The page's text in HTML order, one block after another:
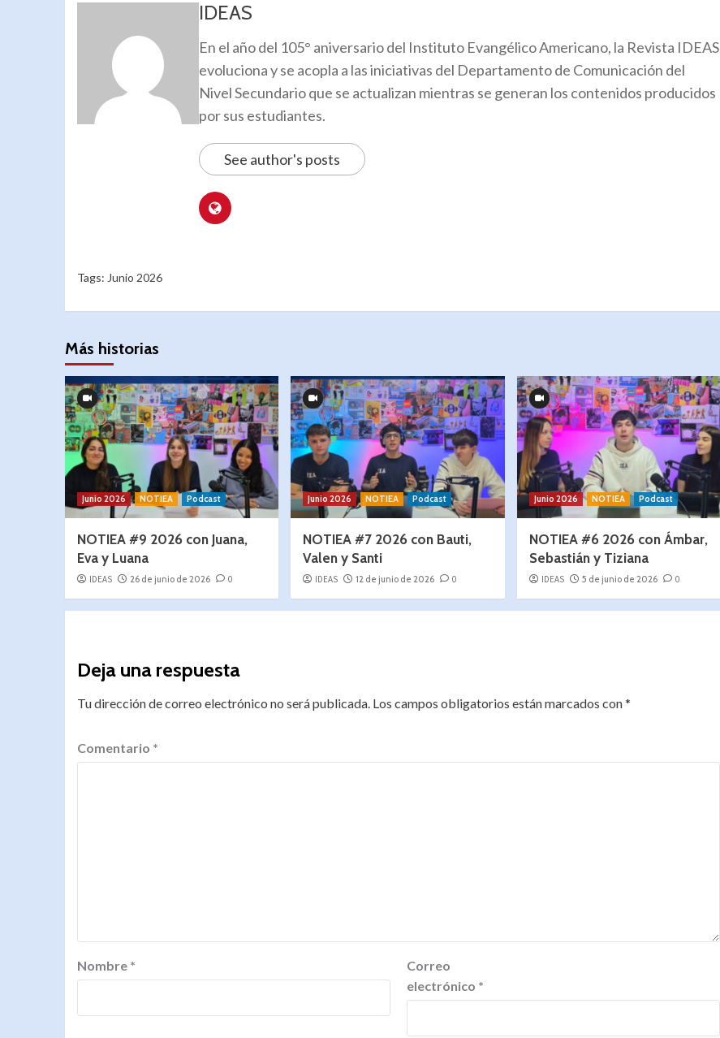
IDEAS
En el año del 105° aniversario del Instituto Evangélico Americano, la Revista IDEAS
evoluciona y se acopla a las iniciativas del Departamento de Comunicación del
Nivel Secundario que se actualizan mientras se generan los contenidos producidos
por sus estudiantes.
See author's posts
Tags: Junio 2026
Más historias
Junio 2026 NOTIEA Podcast
NOTIEA #9 2026 con Juana,
Eva y Luana
IDEAS 26 de junio de 2026 0
Junio 2026 NOTIEA Podcast
NOTIEA #7 2026 con Bauti,
Valen y Santi
IDEAS 12 de junio de 2026 0
Junio 2026 NOTIEA Podcast
NOTIEA #6 2026 con Ámbar,
Sebastián y Tiziana
IDEAS 5 de junio de 2026 0
Deja una respuesta
Tu dirección de correo electrónico no será publicada. Los campos obligatorios están marcados con*
Comentario *
Nombre *
Correo
electrónico *